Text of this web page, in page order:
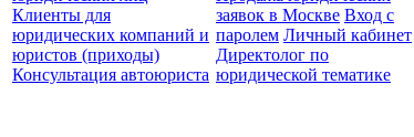
Клиенты для
юридических компаний и
юристов (приходы)
Консультация автоюриста
заявок в Москве Вход с
паролем Личный кабинет
Директолог по
юридической тематике